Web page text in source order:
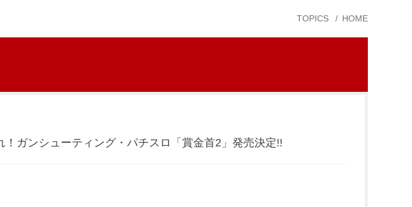
TOPICS HOME
ガンシューティング・パチスロ「賞金首2」発売決定!!